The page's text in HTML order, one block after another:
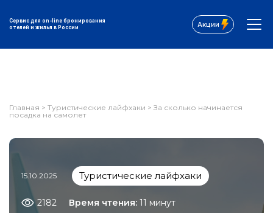
Сервис для on-line бронирования
отелей и жилья в России
Акции
Главная > Туристические лайфхаки > За сколько начинается
посадка на самолет
15.10.2025 Туристические лайфхаки
2182 Время чтения: 11 минут